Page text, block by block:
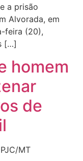
a prisão
Alvorada, em
feira (20),
[…]
homem
de
MT